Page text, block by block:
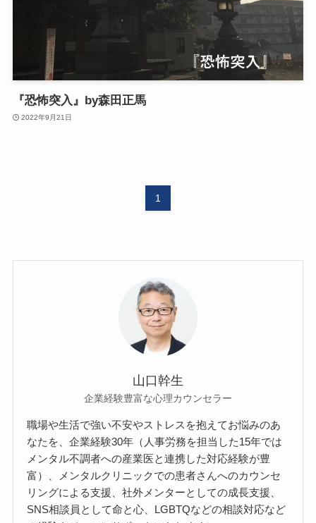
『恐怖突入』by森田正馬
2022年9月21日
1
山口幹生
企業経験豊富な心理カウンセラー
職場や生活で強い不安やストレスを抱えてお悩みのあ
なたを、企業経験30年（人事労務を担当した15年では
メンタル不調者への産業医と連携した対応経験が豊
富）、メンタルクリニックでの患者さんへのカウンセ
リングによる支援、社外メンターとしての成長支援、
SNS相談員として命と心、LGBTQなどの相談対応など